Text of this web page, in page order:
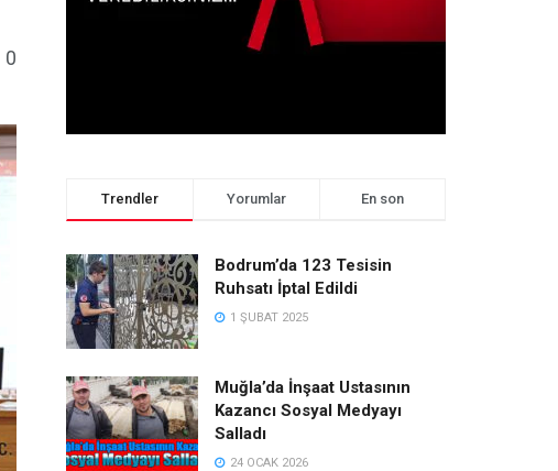
0
Trendler Yorumlar En son
Bodrum’da 123 Tesisin
Ruhsatı İptal Edildi
1 ŞUBAT 2025
Muğla’da İnşaat Ustasının
Kazancı Sosyal Medyayı
Salladı
24 OCAK 2026